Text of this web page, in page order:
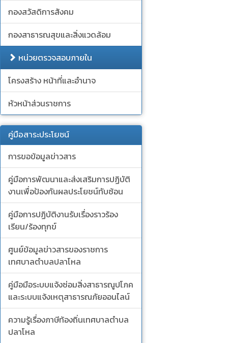
กองสวัสดิการสังคม
กองสาธารณสุขและสิ่งแวดล้อม
หน่วยตรวจสอบภายใน
โครงสร้าง หน้าที่และอำนาจ
หัวหน้าส่วนราชการ
คู่มือสาระประโยชน์
การขอข้อมูลข่าวสาร
คู่มือการพัฒนาและส่งเสริมการปฏิบัติ
งานเพื่อป้องกันผลประโยชน์ทับซ้อน
คู่มือการปฏิบัติงานรับเรื่องราวร้อง
เรียน/ร้องทุกข์
ศูนย์ข้อมูลข่าวสารของราชการ
เทศบาลตำบลปลาโหล
คู่มือมือระบบแจ้งซ่อมสิ่งสาธารณูปโภค
และระบบแจ้งเหตุสาธารณภัยออนไลน์
ความรู้เรื่องภาษีท้องถิ่นเทศบาลตำบล
ปลาโหล